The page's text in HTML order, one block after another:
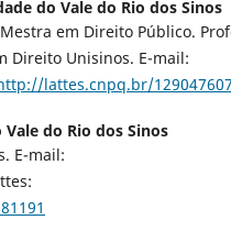
do Vale do Rio dos Sinos
em Direito Público.
Direito Unisinos. E-mail:
lattes.cnpq.br/
do Rio dos Sinos
E-mail: